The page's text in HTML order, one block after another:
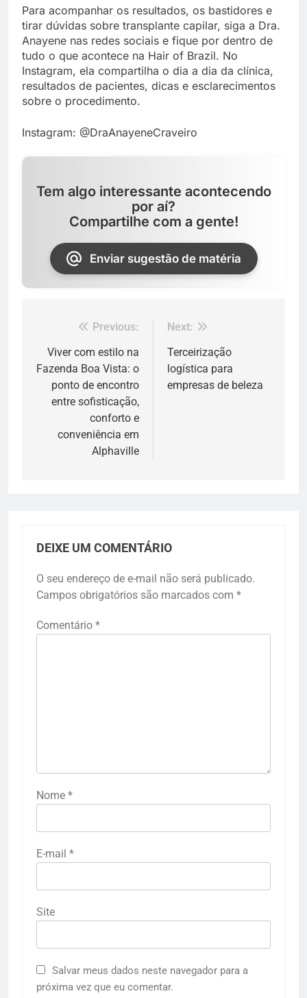
Para acompanhar os resultados, os bastidores e
tirar dúvidas sobre transplante capilar, siga a Dra.
Anayene nas redes sociais e fique por dentro de
tudo o que acontece na Hair of Brazil. No
Instagram, ela compartilha o dia a dia da clínica,
resultados de pacientes, dicas e esclarecimentos
sobre o procedimento.
Instagram: @DraAnayeneCraveiro
Tem algo interessante acontecendo
por aí?
Compartilhe com a gente!
Enviar sugestão de matéria
Navegação
de
Post
Previous:
Viver com estilo na
Fazenda Boa Vista: o
ponto de encontro
entre sofisticação,
conforto e
conveniência em
Alphaville
Next:
Terceirização
logística para
empresas de beleza
DEIXE UM COMENTÁRIO
O seu endereço de e-mail não será publicado.
Campos obrigatórios são marcados com *
Comentário *
Nome *
E-mail *
Site
Salvar meus dados neste navegador para a
próxima vez que eu comentar.